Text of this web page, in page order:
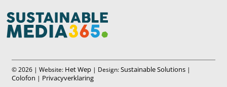
© 2026 | Website: Het Wep | Design:Sustainable Solutions |
Colofon | Privacyverklaring